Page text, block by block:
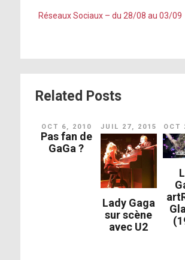
Réseaux Sociaux – du 28/08 au 03/09
Related Posts
OCT 6, 2010
Pas fan de
GaGa ?
JUIL 27, 2015
Lady Gaga
sur scène
avec U2
OCT